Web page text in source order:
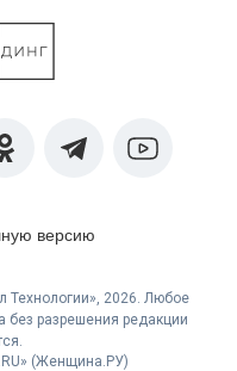
версию
2026. Любое
без разрешения редакции
(Женщина.РУ)